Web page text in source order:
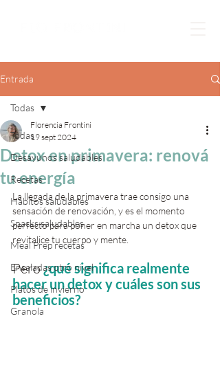
Entrada
Todas
Desayunos saludables
Recetas
Hábitos saludables
Snacks saludables
Meal Prep recetas
Ensaladas otro nivel
Platos de invierno
Granola
Todas
Detox en primavera: renová
tu energía
Florencia Frontini
19 sept 2024
La llegada de la primavera trae consigo una
sensación de renovación, y es el momento
perfecto para poner en marcha un detox que
revitalice tu cuerpo y mente.
Pero ¿qué significa realmente
hacer un detox y cuáles son sus
beneficios?